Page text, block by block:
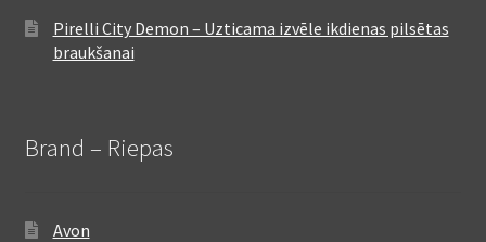
Pirelli City Demon – Uzticama izvēle ikdienas pilsētas
braukšanai
Brand – Riepas
Avon